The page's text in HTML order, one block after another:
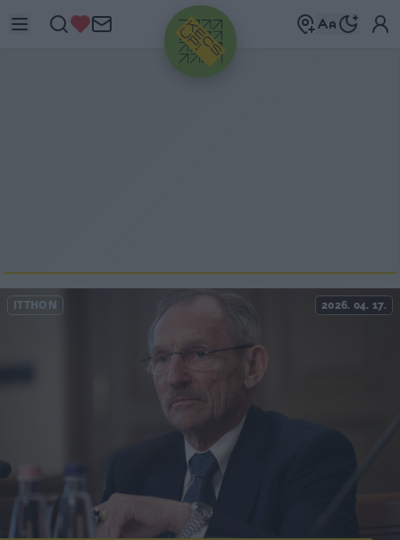
HIRDETÉS
ITTHON 2026. 04. 17.